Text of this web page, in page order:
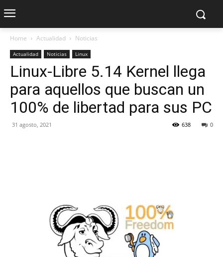
Home Actualidad Noticias
Actualidad Noticias Linux
Linux-Libre 5.14 Kernel llega
para aquellos que buscan un
100% de libertad para sus PC
31 agosto, 2021 0
638